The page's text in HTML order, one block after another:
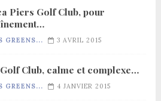
Piers Golf Club, pour
GREENS... 3 AVRIL 2015
Club, calme et complexe…
GREENS... 4 JANVIER 2015